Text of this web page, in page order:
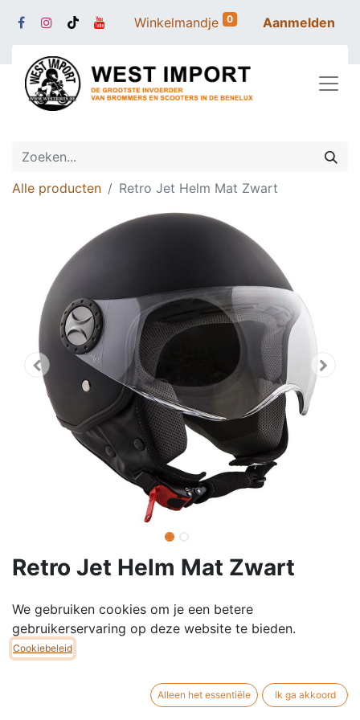
Winkelmandje 0 Aanmelden
Alle producten Retro Jet Helm Mat Zwart
Retro Jet Helm Mat Zwart
het beste omschrijven.
Zeker in de zomer is deze helm perfect voor de koele
luchttoevoer. De West City Jet Helm is heel eenvoudig
De jet helm heeft overigens géén zonnevizier. Maar, de
We gebruiken cookies om je een betere
gebruikerservaring op deze website te bieden.
Cookiebeleid
Alleen het essentiële Ik ga akkoord